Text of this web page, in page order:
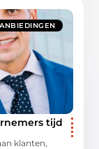
tijd
klanten,